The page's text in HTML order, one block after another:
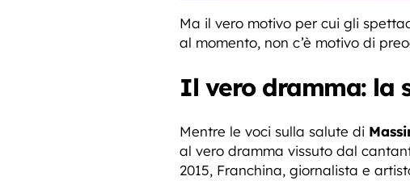
Ma il vero motivo per cui gli
al momento, non c’è motivo di
Il vero dramma: la
Mentre le voci sulla salute di
al vero dramma vissuto dal
2015, Franchina, giornalista e